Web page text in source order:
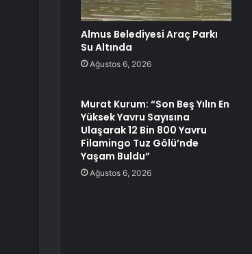
Almus Belediyesi Araç Parkı
Su Altında
Ağustos 6, 2026
Murat Kurum: “Son Beş Yılın En
Yüksek Yavru Sayısına
Ulaşarak 12 Bin 800 Yavru
Filamingo Tuz Gölü’nde
Yaşam Buldu”
Ağustos 6, 2026